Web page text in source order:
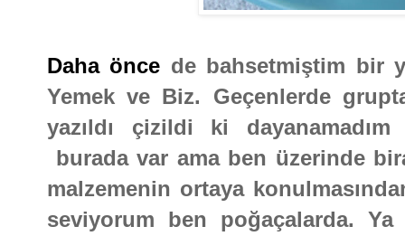
Daha önce de bahsetmiştim bir
Yemek ve Biz. Geçenlerde
yazıldı çizildi ki
burada var ama ben üzerinde
malzemenin ortaya
seviyorum ben poğaçalarda.